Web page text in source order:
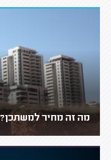
מה זה מחיר למשתכן?